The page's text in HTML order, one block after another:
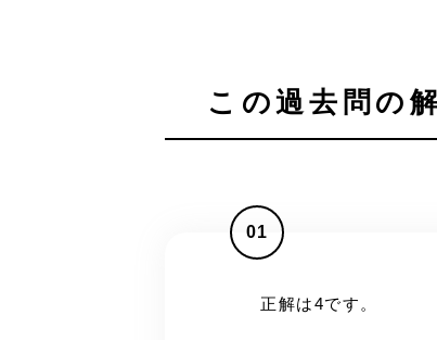
この過去問の
01
正解は4です。